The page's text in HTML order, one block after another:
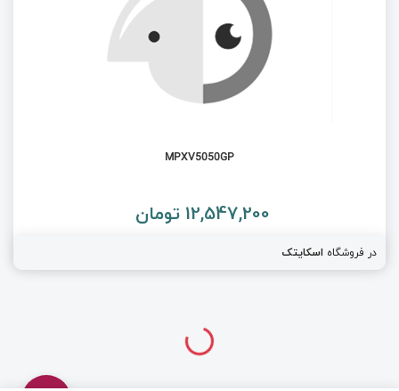
MPXV5050GP
12,547,200 تومان
در فروشگاه اسکایتک